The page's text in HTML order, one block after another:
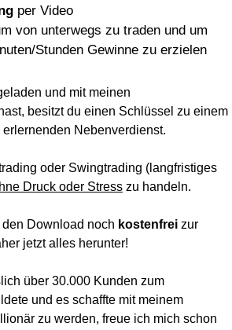
per Video
von unterwegs zu traden und um
Stunden Gewinne zu erzielen
und mit meinen
besitzt du einen Schlüssel zu einem
Nebenverdienst.
oder Swingtrading (langfristiges
Druck oder Stress zu handeln.
Download noch kostenfrei zur
jetzt alles herunter!
über 30.000 Kunden zum
und es schaffte mit meinem
zu werden, freue ich mich schon